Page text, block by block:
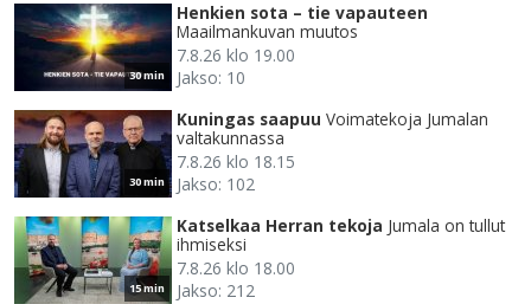
30 min
Henkien sota – tie vapauteen
Maailmankuvan muutos
7.8.26 klo 19.00
Jakso: 10
30 min
Kuningas saapuu Voimatekoja Jumalan
valtakunnassa
7.8.26 klo 18.15
Jakso: 102
15 min
Katselkaa Herran tekoja Jumala on tullut
ihmiseksi
7.8.26 klo 18.00
Jakso: 212